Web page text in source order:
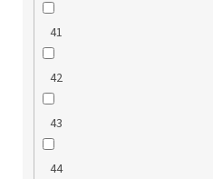
41
42
43
44